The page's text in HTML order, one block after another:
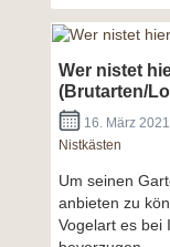
Wer nistet
(Brutarten/
16. März 2021
Nistkästen
Um seinen
anbieten zu
Vogelart es bei